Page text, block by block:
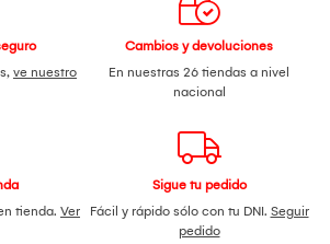
ve nuestro
Cambios y devoluciones
En nuestras 26 tiendas a nivel
nacional
tienda. Ver
Sigue tu pedido
Fácil y rápido sólo con tu DNI. Seguir
pedido